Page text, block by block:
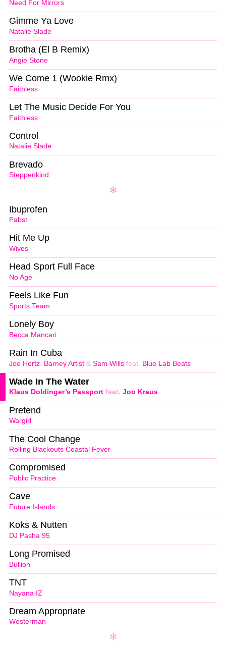
Need For Mirrors
Natalie Slade
Gimme Ya Love
Angie Stone
Brotha (El B Remix)
Faithless
We Come 1 (Wookie Rmx)
Faithless
Let The Music Decide For You
Natalie Slade
Control
Steppenkind
Brevado
Pabst
Ibuprofen
Wives
Hit Me Up
No Age
Head Sport Full Face
Sports Team
Feels Like Fun
Becca Mancari
Lonely Boy
Joe Hertz Barney Artist & Sam Wills feat. Blue Lab Beats
Rain In Cuba
Klaus Doldinger’s Passport feat. Joo Kraus
Wade In The Water
Wargirl
Pretend
Rolling Blackouts Coastal Fever
The Cool Change
Public Practice
Compromised
Future Islands
Cave
DJ Pasha 95
Koks & Nutten
Bullion
Long Promised
Nayana IZ
TNT
Westerman
Dream Appropriate